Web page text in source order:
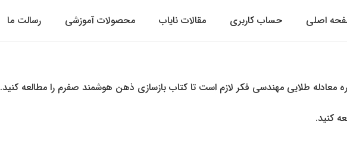
اصلی حساب کاربری مقالات نایاب محصولات آموزشی رسالت ما
معادله طلایی مهندسی فکر لازم است تا کتاب بازسازی ذهن هوشمند صفرم را مطالعه کنید.
کنید.